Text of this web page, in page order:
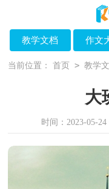
教学文档 作文
当前位置： 首页 > 教学
大
时间：2023-05-24